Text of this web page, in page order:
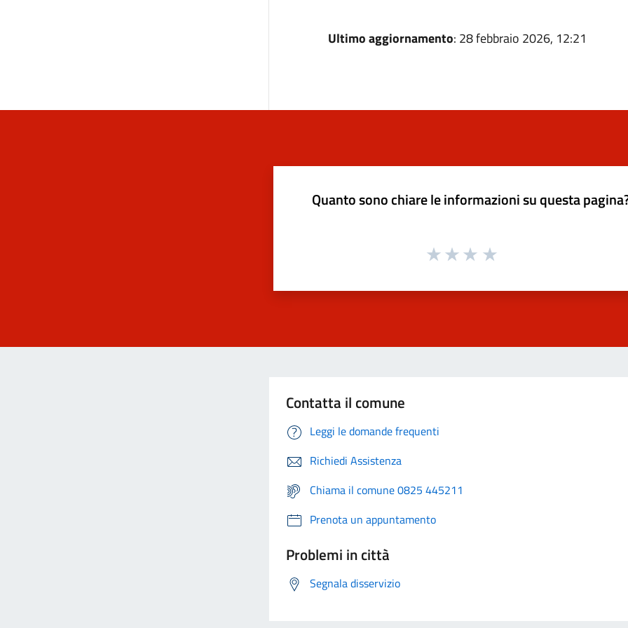
Ultimo aggiornamento: 28 febbraio 2026, 12:21
Quanto sono chiare le informazioni su questa
Contatta il comune
Leggi le domande frequenti
Richiedi Assistenza
Chiama il comune 0825 445211
Prenota un appuntamento
Problemi in città
Segnala disservizio